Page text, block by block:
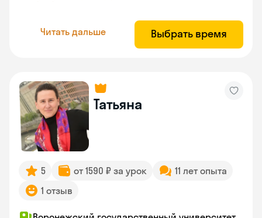
Читать дальше Выбрать время
Татьяна
5 от 1590 ₽ за урок
11 лет опыта
1 отзыв